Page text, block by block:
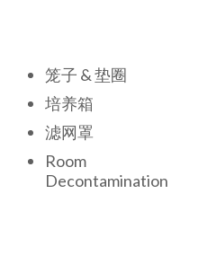
笼子 & 垫圈
培养箱
滤网罩
Room
Decontamination